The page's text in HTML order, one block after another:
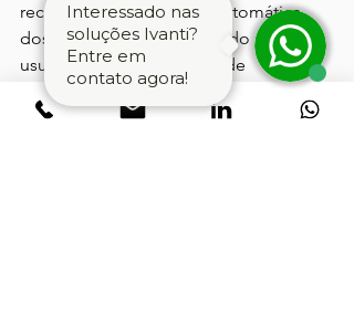
recuperação e proteção automática
dos dispositivos, fornecendo aos
usuários uma experiência de
autoatendimento personalizada.
Interessado nas
soluções Ivanti?
Entre em
contato agora!